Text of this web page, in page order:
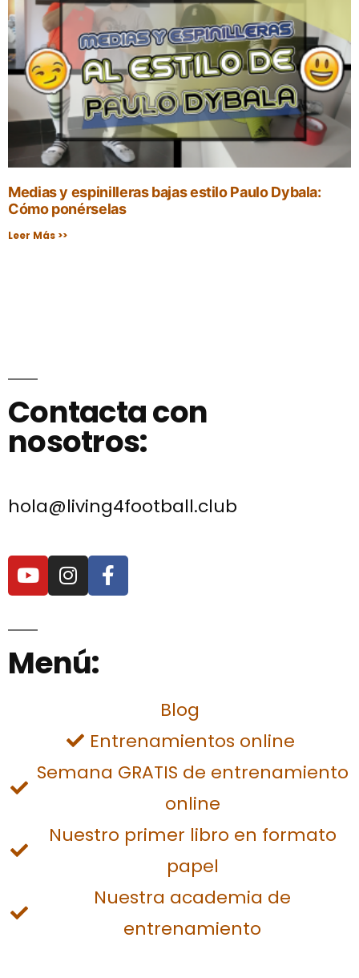
Medias y espinilleras bajas estilo Paulo Dybala:
Cómo ponérselas
Leer Más >>
Contacta con
nosotros:
hola@living4football.club
Menú:
Blog
Entrenamientos online
Semana GRATIS de entrenamiento
online
Nuestro primer libro en formato
papel
Nuestra academia de
entrenamiento